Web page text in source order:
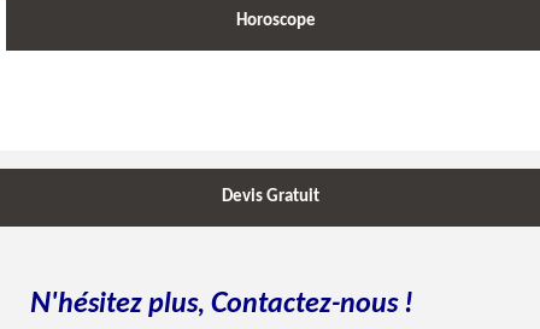
Horoscope
Devis Gratuit
N'hésitez plus, Contactez-nous !